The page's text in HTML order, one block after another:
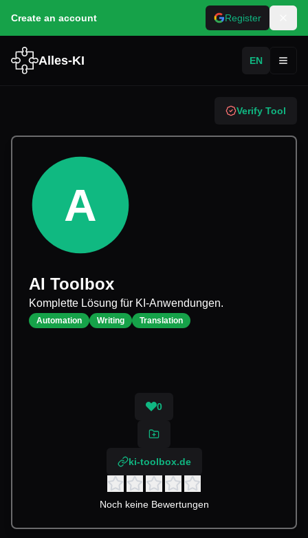
Create an account Register
Alles-KI EN
Verify Tool
A
AI Toolbox
Komplette Lösung für KI-Anwendungen.
Automation Writing Translation
0
ki-toolbox.de
Noch keine Bewertungen